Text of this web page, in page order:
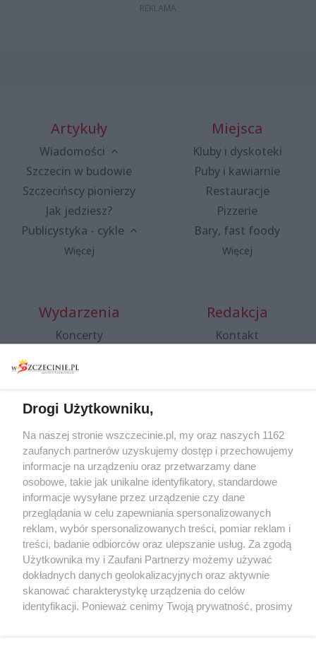
Artykuły
Wiadomości
Szczecin w budowie
Szczecińscy pionierzy
Jak jedziesz?
Publicystyka - cykle
Więcej
Miejsca
Kluby i dyskoteki
Puby i kawiarnie
Restauracje
Pizzerie
Bary, fast foody
Więcej
Wydarzenia
Koncerty
Spacery i oprowadzania
targi
Wernisaże
Więcej
Redakcja
Kontakt
Specjalny koncert z okazji
20. urodzin portalu
wSzczecinie.pl
Regulamin konkursów
śniadaniówka "Hej
Szczecin! Jest piątek!"
Partnerzy
Praca Szczecin
Drogi Użytkowniku,
Na naszej stronie wszczecinie.pl, my oraz naszych 1162
zaufanych partnerów uzyskujemy dostęp i przechowujemy
informacje na urządzeniu oraz przetwarzamy dane
osobowe, takie jak unikalne identyfikatory, standardowe
informacje wysyłane przez urządzenie czy dane
przeglądania w celu zapewniania spersonalizowanych
reklam, wybór spersonalizowanych treści, pomiar reklam i
treści, badanie odbiorców oraz ulepszanie usług. Za zgodą
Użytkownika my i Zaufani Partnerzy możemy używać
dokładnych danych geolokalizacyjnych oraz aktywnie
skanować charakterystykę urządzenia do celów
identyfikacji. Ponieważ cenimy Twoją prywatność, prosimy